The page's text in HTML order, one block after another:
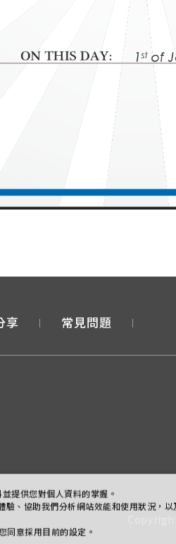
享 常見問題
提供您對個人資料的掌握。
、協助我們分析網站效能和使用狀況，以及
同意採用目前的設定。